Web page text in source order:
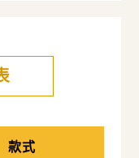
款式